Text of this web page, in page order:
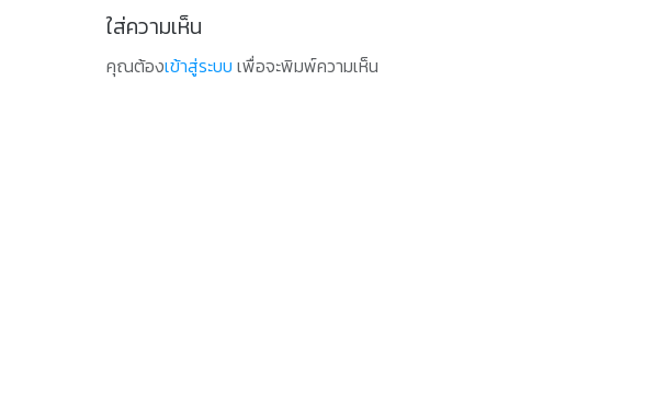
ใส่ความเห็น
คุณต้องเข้าสู่ระบบ เพื่อจะพิมพ์ความเห็น